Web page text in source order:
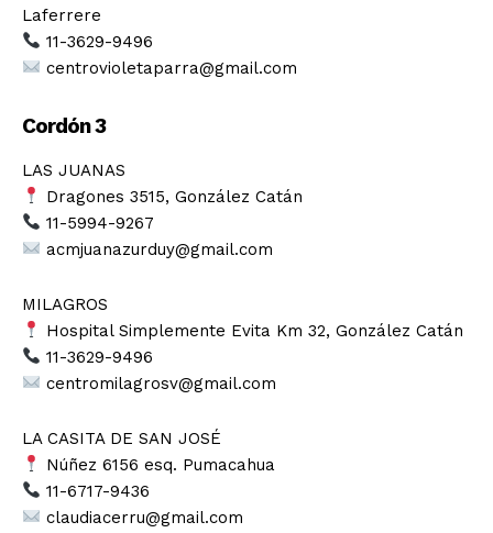
Laferrere
11-3629-9496
centrovioletaparra@gmail.com
Cordón 3
LAS JUANAS
Dragones 3515, González Catán
11-5994-9267
acmjuanazurduy@gmail.com
MILAGROS
Hospital Simplemente Evita Km 32, González Catán
11-3629-9496
centromilagrosv@gmail.com
LA CASITA DE SAN JOSÉ
Núñez 6156 esq. Pumacahua
11-6717-9436
claudiacerru@gmail.com